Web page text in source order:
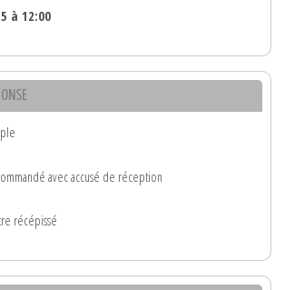
à 12:00
avec accusé de réception
récépissé